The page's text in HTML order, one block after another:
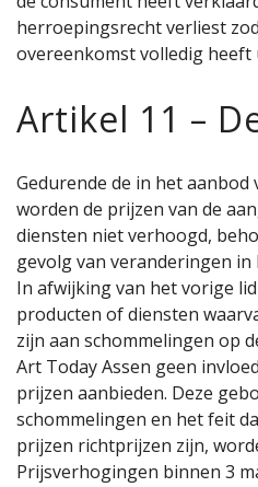
herroepingsrecht verliest
overeenkomst volledig heeft
Artikel 11 –
Gedurende de in het
worden de prijzen van de
diensten niet verhoogd,
gevolg van veranderingen in
In afwijking van het vorige
producten of diensten
zijn aan schommelingen op
Art Today Assen geen
prijzen aanbieden. Deze
schommelingen en het feit
prijzen richtprijzen zijn,
Prijsverhogingen binnen 3